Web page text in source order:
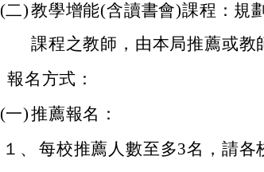
(二)教學增能(含讀書會)課程：規
課程之教師，由本局推薦或教
報名方式：
(一)推薦報名：
１、 每校推薦人數至多3名，請各